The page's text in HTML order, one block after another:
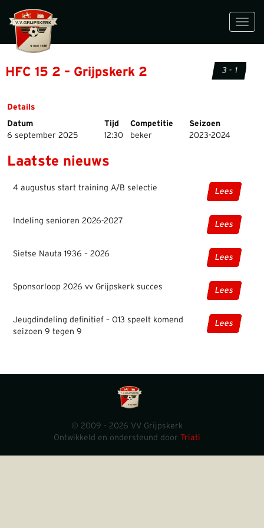
HFC 15 2 – Grijpskerk 2 3 - 1
Details
Datum
Tijd Competitie
Seizoen
6 september 2025
12:30 beker 2023-2024
Laatste nieuws
4 augustus start training A/B selectie Lees
Indeling senioren 2026-2027 Lees
Sietse Nauta 1936 – 2026 Lees
Sponsorloop 2026 vv Grijpskerk succes Lees
Jeugdindeling definitief – O13 speelt komend
seizoen 9 tegen 9
Lees
© 2009 - 2026 VV Grijpskerk
Ontwikkeld en ondersteund door Triati